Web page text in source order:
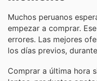
Muchos peruanos
empezar a comprar.
errores. Las mejores
los días previos,
Comprar a última hora